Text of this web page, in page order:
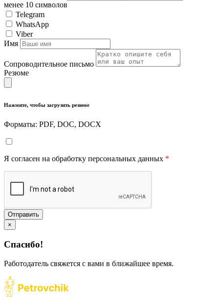
менее 10 символов
Telegram
WhatsApp
Viber
Имя
Сопроводительное письмо
Резюме
Нажмите, чтобы загрузить резюме
Форматы: PDF, DOC, DOCX
Я согласен на обработку персональных данных *
Отправить
×
Спасибо!
Работодатель свяжется с вами в ближайшее время.